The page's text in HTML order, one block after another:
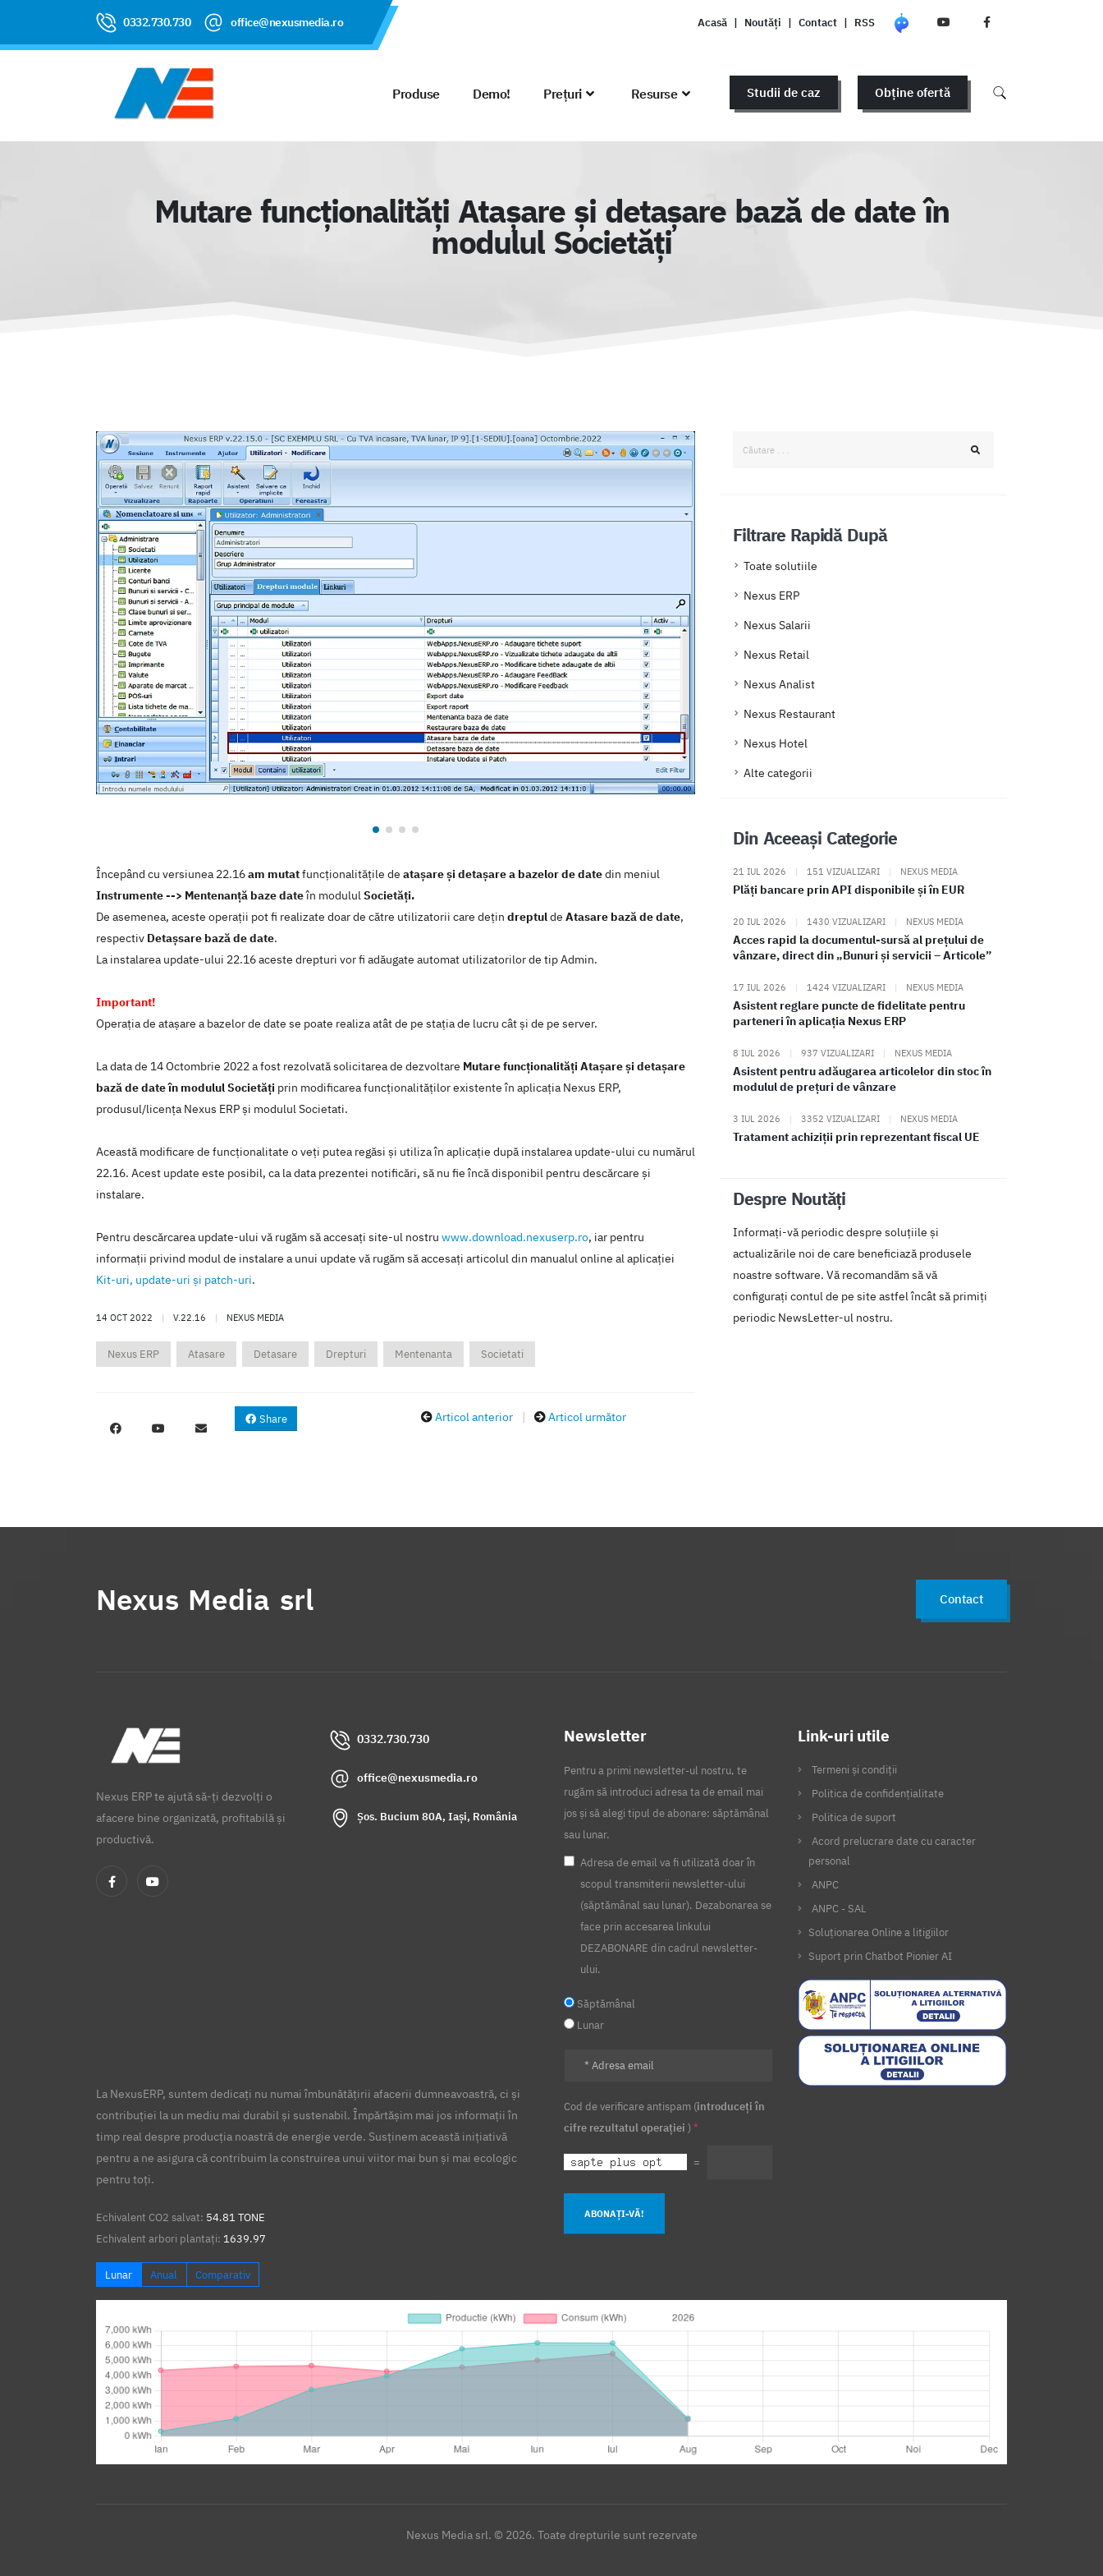
0332.730.730 office@nexusmedia.ro Acasă | Noutăți | Contact | RSS
Produse Demo! Prețuri Resurse Studii de caz Obține ofertă
Mutare funcționalități Atașare și detașare bază de date în
modulul Societăți
Începând cu versiunea 22.16am mutatfuncționalitățile de atașare și detașare a bazelor de datedin meniul
Instrumente --> Mentenanță baze dateîn modululSocietăți.
De asemenea, aceste operații pot fi realizate doar de către utilizatorii care dețin dreptulde Atasare bază de date,
respectiv Detașsare bază de date.
La instalarea update-ului 22.16 aceste drepturi vor fi adăugate automat utilizatorilor de tip Admin.
Important!
Operația de atașare a bazelor de date se poate realiza atât de pe stația de lucru cât și de pe server.
La data de 14 Octombrie 2022 a fost rezolvată solicitarea de dezvoltare Mutare funcționalități Atașare și detașare
bază de date în modulul Societăți prin modificarea funcţionalităţilor existente în aplicaţia Nexus ERP,
produsul/licenţa Nexus ERP şi modulul Societati.
Această modificare de funcţionalitate o veţi putea regăsi şi utiliza în aplicaţie după instalarea update-ului cu numărul
22.16. Acest update este posibil, ca la data prezentei notificări, să nu fie încă disponibil pentru descărcare şi
instalare.
Pentru descărcarea update-ului vă rugăm să accesaţi site-ul nostru www.download.nexuserp.ro, iar pentru
informaţii privind modul de instalare a unui update vă rugăm să accesaţi articolul din manualul online al aplicaţiei
Kit-uri, update-uri şi patch-uri.
14 OCT 2022 | V.22.16 | NEXUS MEDIA
Nexus ERP Atasare Detasare Drepturi Mentenanta Societati
Share Articol anterior | Articol următor
Filtrare Rapidă După
Toate solutiile
Nexus ERP
Nexus Salarii
Nexus Retail
Nexus Analist
Nexus Restaurant
Nexus Hotel
Alte categorii
Din Aceeași Categorie
21 IUL 2026 | 151 VIZUALIZARI | NEXUS MEDIA
Plăți bancare prin API disponibile și în EUR
20 IUL 2026 | 1430 VIZUALIZARI | NEXUS MEDIA
Acces rapid la documentul-sursă al prețului de
vânzare, direct din „Bunuri și servicii – Articole”
17 IUL 2026 | 1424 VIZUALIZARI | NEXUS MEDIA
Asistent reglare puncte de fidelitate pentru
parteneri în aplicația Nexus ERP
8 IUL 2026 | 937 VIZUALIZARI | NEXUS MEDIA
Asistent pentru adăugarea articolelor din stoc în
modulul de prețuri de vânzare
3 IUL 2026 | 3352 VIZUALIZARI | NEXUS MEDIA
Tratament achiziții prin reprezentant fiscal UE
Despre Noutăți
Informați-vă periodic despre soluțiile și
actualizările noi de care beneficiază produsele
noastre software. Vă recomandăm să vă
configurați contul de pe site astfel încât să primiți
periodic NewsLetter-ul nostru.
Nexus Media srl Contact
Nexus ERP te ajută să-ți dezvolți o
afacere bine organizată, profitabilă și
productivă.
0332.730.730
office@nexusmedia.ro
Șos. Bucium 80A, Iași, România
Newsletter
Pentru a primi newsletter-ul nostru, te
rugăm să introduci adresa ta de email mai
jos și să alegi tipul de abonare: săptămânal
sau lunar.
Adresa de email va fi utilizată doar în
scopul transmiterii newsletter-ului
(săptămânal sau lunar). Dezabonarea se
face prin accesarea linkului
DEZABONARE din cadrul newsletter-
ului.
Săptămânal
Lunar
Cod de verificare antispam (introduceți în
cifre rezultatul operației ) *
=
ABONAȚI-VĂ!
Link-uri utile
Termeni și condiții
Politica de confidențialitate
Politica de suport
Acord prelucrare date cu caracter
personal
ANPC
ANPC - SAL
Soluționarea Online a litigiilor
Suport prin Chatbot Pionier AI
La NexusERP, suntem dedicați nu numai îmbunătățirii afacerii dumneavoastră, ci și
contribuției la un mediu mai durabil și sustenabil. Împărtășim mai jos informații în
timp real despre producția noastră de energie verde. Susținem această inițiativă
pentru a ne asigura că contribuim la construirea unui viitor mai bun și mai ecologic
pentru toți.
Echivalent CO2 salvat: 54.81 TONE
Echivalent arbori plantați: 1639.97
Lunar Anual Comparativ
Nexus Media srl. © 2026. Toate drepturile sunt rezervate